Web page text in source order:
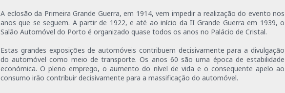
A eclosão da Primeira Grande Guerra, em 1914, vem impedir a realização do evento nos
anos que se seguem. A partir de 1922, e até ao início da II Grande Guerra em 1939, o
Salão Automóvel do Porto é organizado quase todos os anos no Palácio de Cristal.
Estas grandes exposições de automóveis contribuem decisivamente para a divulgação
do automóvel como meio de transporte. Os anos 60 são uma época de estabilidade
económica. O pleno emprego, o aumento do nível de vida e o consequente apelo ao
consumo irão contribuir decisivamente para a massificação do automóvel.